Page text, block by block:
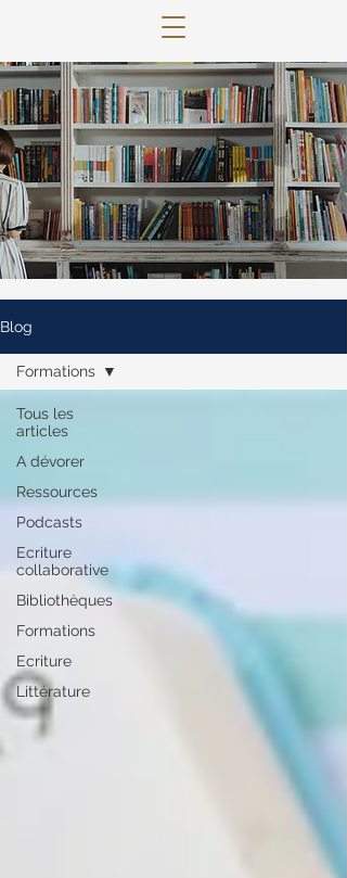
© 2022 Lettres Infuses Proudly created
with Wix.com
Blog
Tous les
articles
A dévorer
Ressources
Podcasts
Ecriture
collaborative
Bibliothèques
Formations
Ecriture
Littérature
Formations